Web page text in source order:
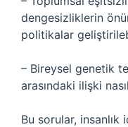
dengesizliklerin
politikalar
– Bireysel genetik
arasındaki ilişki
Bu sorular, insanlık